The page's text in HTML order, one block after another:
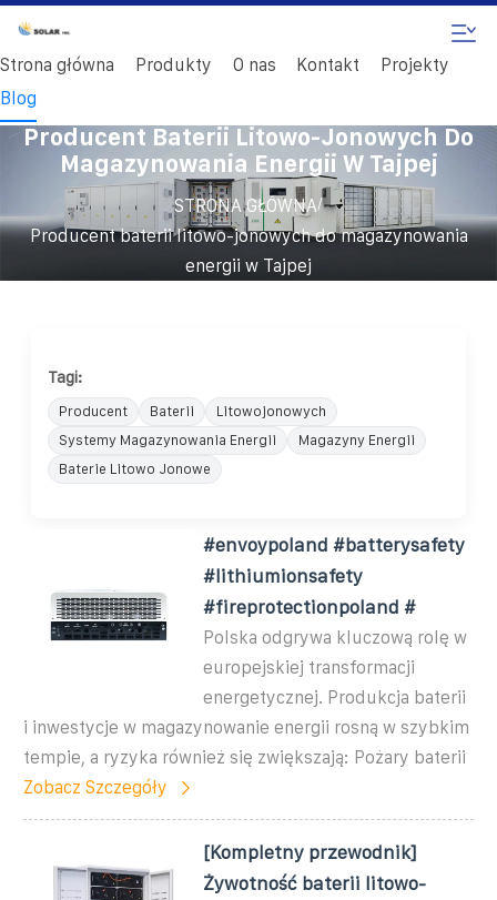
Strona główna Produkty O nas Kontakt
Projekty
Blog
Producent Baterii Litowo-Jonowych Do
Magazynowania Energii W Tajpej
STRONA GŁÓWNA/
Producent baterii litowo-jonowych do magazynowania
energii w Tajpej
Tagi:
Producent Baterii
Litowojonowych
Systemy Magazynowania Energii
Magazyny Energii
Baterie Litowo Jonowe
#envoypoland #batterysafety
#lithiumionsafety
#fireprotectionpoland #
Polska odgrywa kluczową rolę w
europejskiej transformacji
energetycznej. Produkcja baterii
i inwestycje w magazynowanie energii rosną w szybkim
tempie, a ryzyka również się zwiększają: Pożary baterii
Zobacz Szczegóły
[Kompletny przewodnik]
Żywotność baterii litowo-